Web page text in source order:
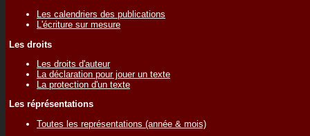
Les calendriers des publications
L'écriture sur mesure
Les droits
Les droits d'auteur
La déclaration pour jouer un texte
La protection d'un texte
Les réprésentations
Toutes les représentations (année & mois)